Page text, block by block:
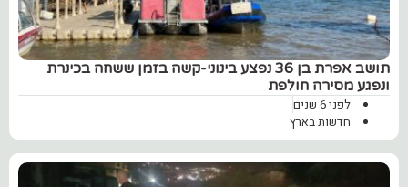
תושב אפרת בן 36 נפצע בינוני-קשה בזמן ששחה בכינרת
ונפגע מסירה חולפת
לפני 6 שנים
חדשות בארץ